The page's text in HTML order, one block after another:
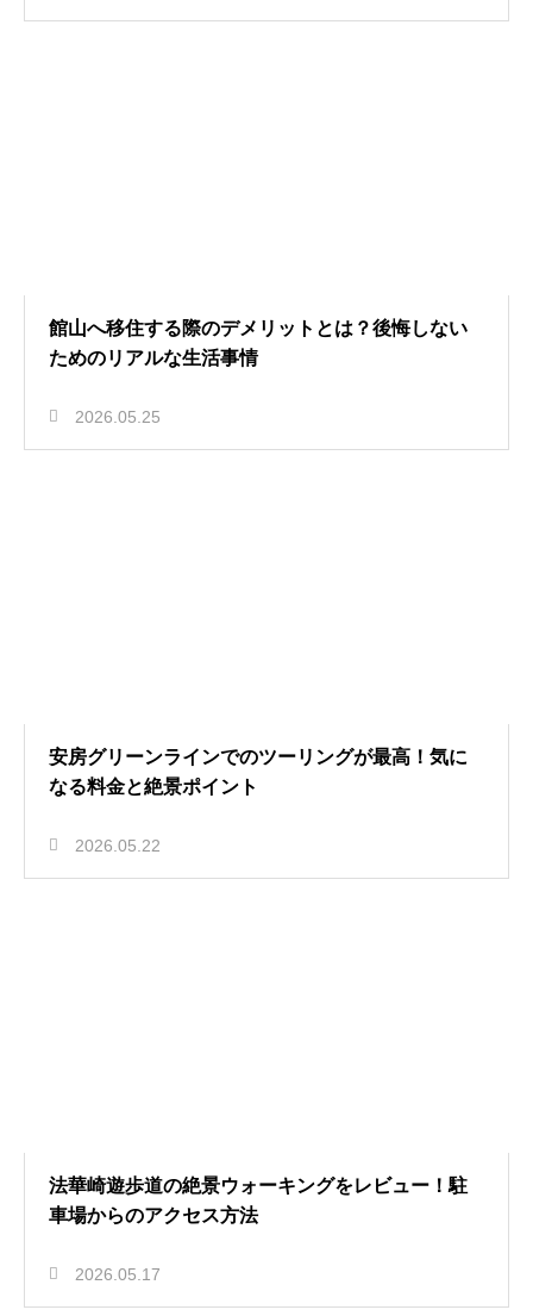
館山へ移住する際のデメリットとは？後悔しない
ためのリアルな生活事情
2026.05.25
安房グリーンラインでのツーリングが最高！気に
なる料金と絶景ポイント
2026.05.22
法華崎遊歩道の絶景ウォーキングをレビュー！駐
車場からのアクセス方法
2026.05.17